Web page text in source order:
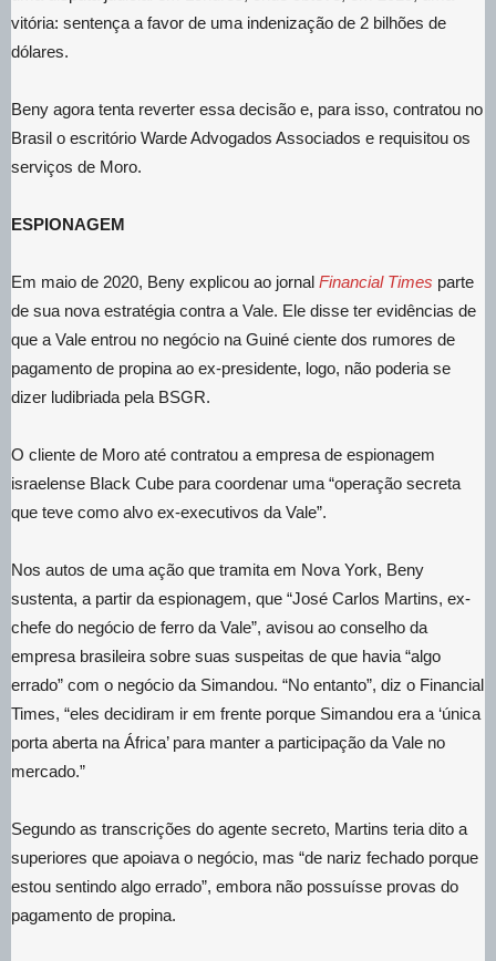
vitória: sentença a favor de uma indenização de 2 bilhões de
dólares.
Beny agora tenta reverter essa decisão e, para isso, contratou no
Brasil o escritório Warde Advogados Associados e requisitou os
serviços de Moro.
ESPIONAGEM
Em maio de 2020, Beny explicou ao jornal Financial Times parte
de sua nova estratégia contra a Vale. Ele disse ter evidências de
que a Vale entrou no negócio na Guiné ciente dos rumores de
pagamento de propina ao ex-presidente, logo, não poderia se
dizer ludibriada pela BSGR.
O cliente de Moro até contratou a empresa de espionagem
israelense Black Cube para coordenar uma “operação secreta
que teve como alvo ex-executivos da Vale”.
Nos autos de uma ação que tramita em Nova York, Beny
sustenta, a partir da espionagem, que “José Carlos Martins, ex-
chefe do negócio de ferro da Vale”, avisou ao conselho da
empresa brasileira sobre suas suspeitas de que havia “algo
errado” com o negócio da Simandou. “No entanto”, diz o Financial
Times, “eles decidiram ir em frente porque Simandou era a ‘única
porta aberta na África’ para manter a participação da Vale no
mercado.”
Segundo as transcrições do agente secreto, Martins teria dito a
superiores que apoiava o negócio, mas “de nariz fechado porque
estou sentindo algo errado”, embora não possuísse provas do
pagamento de propina.